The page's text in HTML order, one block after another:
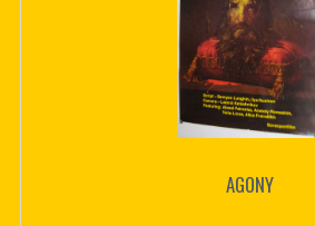
AGONY